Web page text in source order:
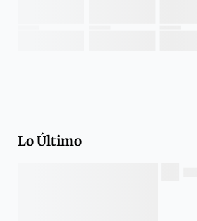
Lo Último